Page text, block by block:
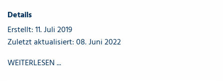
Details
Erstellt: 11. Juli 2019
Zuletzt aktualisiert: 08. Juni 2022
WEITERLESEN ...